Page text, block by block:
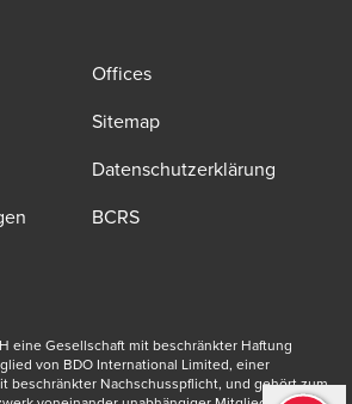
Offices
Sitemap
Datenschutzerklärung
BCRS
tab
eine Gesellschaft mit beschränkter Haftung
von BDO International Limited, einer
beschränkter Nachschusspflicht, und gehört zum